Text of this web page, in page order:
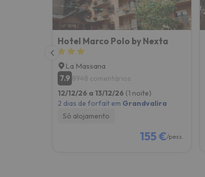
Hotel Marco Polo by Nexta
La Massana
7.9 8948 comentários
12/12/26 a 13/12/26 (1 noite)
2 dias de forfait em Grandvalira
Só alojamento
155 €/pess.